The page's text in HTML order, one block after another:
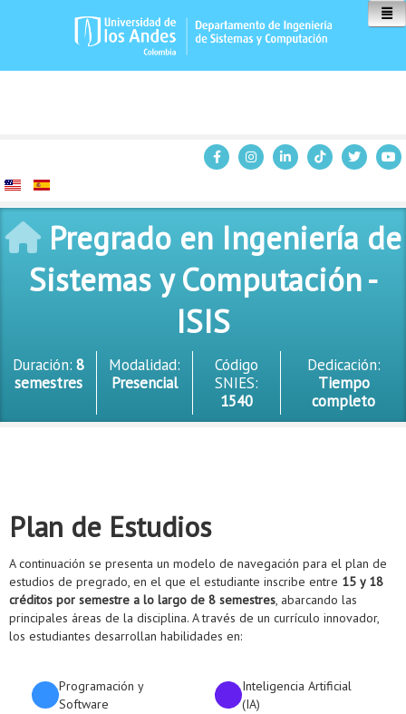
Pregrado en Ingeniería de
Sistemas y Computación -
ISIS
Duración: 8
semestres
Modalidad:
Presencial
Código
SNIES:
1540
Dedicación:
Tiempo
completo
Plan de Estudios
A continuación se presenta un modelo de navegación para el plan de
estudios de pregrado, en el que el estudiante inscribe entre 15 y 18
créditos por semestre a lo largo de 8 semestres, abarcando las
principales áreas de la disciplina. A través de un currículo innovador,
los estudiantes desarrollan habilidades en:
Programación y
Software
Inteligencia Artificial
(IA)